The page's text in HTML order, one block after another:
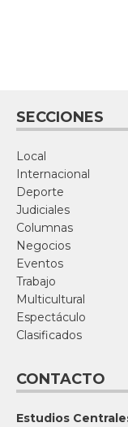
SECCIONES
Local
Internacional
Deporte
Judiciales
Columnas
Negocios
Eventos
Trabajo
Multicultural
Espectáculo
Clasificados
CONTACTO
Estudios